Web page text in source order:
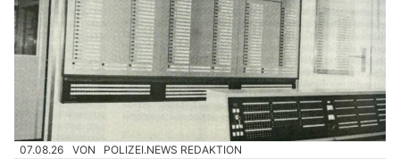
07.08.26 VON POLIZEI.NEWS REDAKTION